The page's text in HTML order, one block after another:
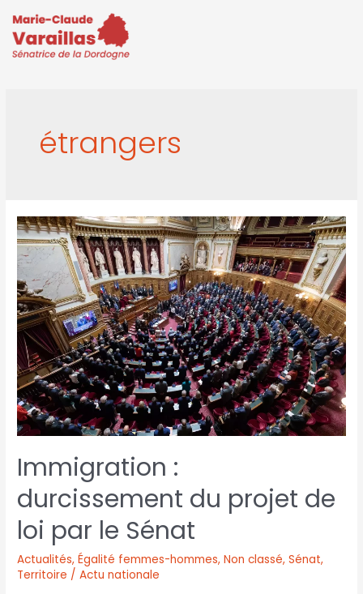
étrangers
Immigration :
durcissement du projet de
loi par le Sénat
Actualités,Égalité femmes-hommes,Non classé,Sénat,
Territoire / Actu nationale